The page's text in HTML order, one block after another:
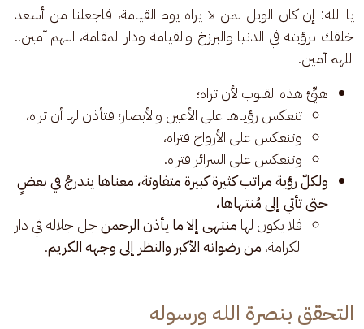
يا الله: إن كان الويل لمن لا يراه يوم القيامة، فاجعلنا من أسعد
خلقك برؤيته في الدنيا والبرزخ والقيامة ودار المقامة، اللهم آمين..
اللهم آمين.
هيِّئ هذه القلوب لأن تراه؛
تنعكس رؤياها على الأعين والأبصار؛ فتأذن لها أن تراه،
وتنعكس على الأرواح فتراه،
وتنعكس على السرائر فتراه.
ولكلّ رؤية مراتب كثيرة كبيرة متفاوتة، معناها يندرجُ في بعضٍ
حتى تأتي إلى مُنتهاها،
فلا يكون لهامنتهى إلا ما يأذن الرحمنجل جلاله في دار
الكرامة، من رضوانه الأكبر والنظر إلى وجهه الكريم.
التحقق بنصرة الله ورسوله